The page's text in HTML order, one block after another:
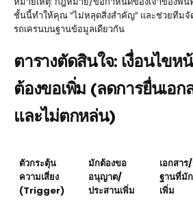
ชั้นนี้ทำให้คุณ “ไม่หลุดสิ่งสำคัญ” และช่วยทีมจั
รถเครนบนฐานข้อมูลเดียวกัน
ตารางตัดสินใจ: เงื่อนไขห
ต้องขอเพิ่ม (ลดการยื่นเอก
และไม่ตกหล่น)
ตัวกระตุ้น
ความเสี่ยง
(Trigger)
มักต้องขอ
อนุญาต/
ประสานเพิ่ม
เอกสา
ฐานที่มั
เพิ่ม